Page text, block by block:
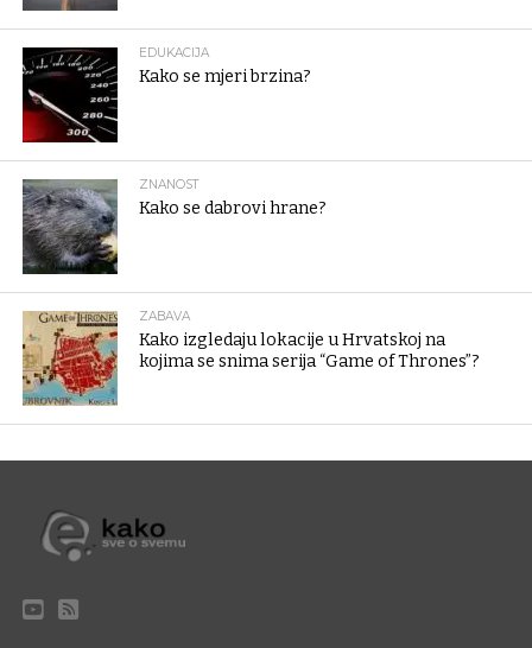
EDUKACIJA
Kako se mjeri brzina?
ZNANOST
Kako se dabrovi hrane?
ZABAVA
Kako izgledaju lokacije u Hrvatskoj na
kojima se snima serija “Game of Thrones”?